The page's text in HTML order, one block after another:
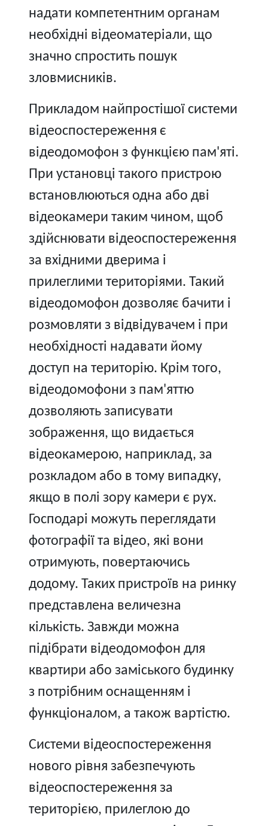
надати компетентним органам
необхідні відеоматеріали, що
значно спростить пошук
зловмисників.
Прикладом найпростішої системи
відеоспостереження є
відеодомофон з функцією пам'яті.
При установці такого пристрою
встановлюються одна або дві
відеокамери таким чином, щоб
здійснювати відеоспостереження
за вхідними дверима і
прилеглими територіями. Такий
відеодомофон дозволяє бачити і
розмовляти з відвідувачем і при
необхідності надавати йому
доступ на територію. Крім того,
відеодомофони з пам'яттю
дозволяють записувати
зображення, що видається
відеокамерою, наприклад, за
розкладом або в тому випадку,
якщо в полі зору камери є рух.
Господарі можуть переглядати
фотографії та відео, які вони
отримують, повертаючись
додому. Таких пристроїв на ринку
представлена величезна
кількість. Завжди можна
підібрати відеодомофон для
квартири або заміського будинку
з потрібним оснащенням і
функціоналом, а також вартістю.
Системи відеоспостереження
нового рівня забезпечують
відеоспостереження за
територією, прилеглою до